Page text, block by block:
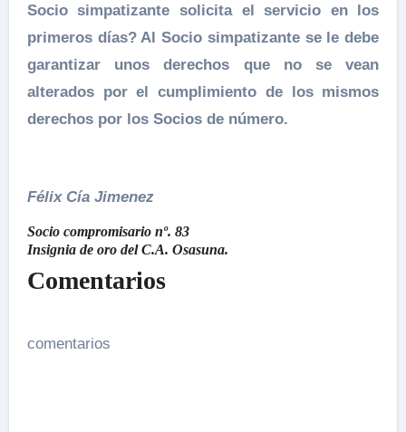
Socio simpatizante solicita el servicio en los
primeros días? Al Socio simpatizante se le debe
garantizar unos derechos que no se vean
alterados por el cumplimiento de los mismos
derechos por los Socios de número.
Félix Cía Jimenez
Socio compromisario nº. 83
Insignia de oro del C.A. Osasuna.
Comentarios
comentarios